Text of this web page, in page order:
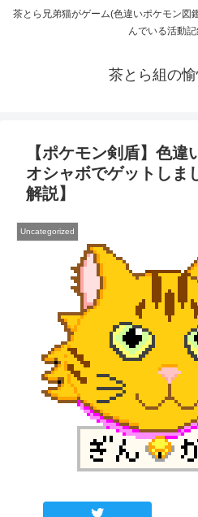
茶とら兄弟猫がゲーム(色違いポケモン図
んでいる活動記
茶とら組の
【ポケモン剣盾】色
オシャボでゲットしま
解説】
Uncategorized